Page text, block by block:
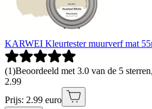
KARWEI Kleurtester muurverf mat
(1)Beoordeeld met 3.0 van de 5
2.99
Prijs: 2.99 euro